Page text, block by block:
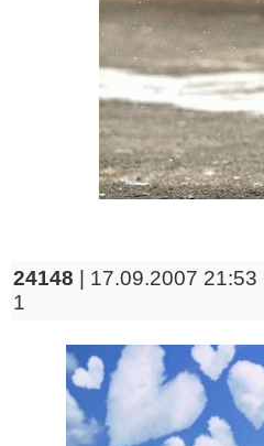
24148 | 17.09.2007 21:53 |
1